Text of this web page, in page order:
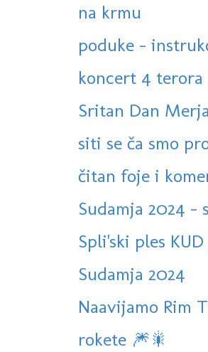
na krmu
poduke -
koncert 4
Sritan Dan
siti se ča smo
čitan foje i
Sudamja 2024 -
Spli'ski ples
Sudamja 2024
Naavijamo
rokete 🎆🎇